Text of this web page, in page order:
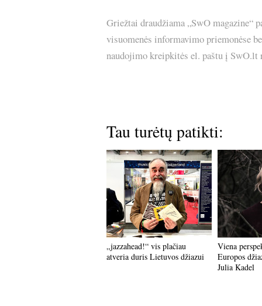
Griežtai draudžiama „SwO magazine“
visuomenės informavimo priemonėse
naudojimo kreipkitės el. paštu į
Tau turėtų patikti:
„jazzahead!“ vis plačiau
atveria duris Lietuvos džiazui
Viena
Europos
Julia Kadel